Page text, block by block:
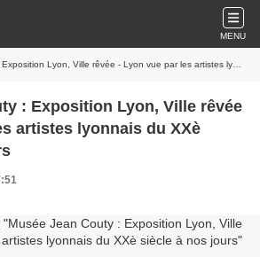
MENU
Lyon, Ville rêvée - Lyon vue par les artistes lyonnais du XXè siècle à nos jours
: Exposition Lyon, Ville rêvée
artistes lyonnais du XXè